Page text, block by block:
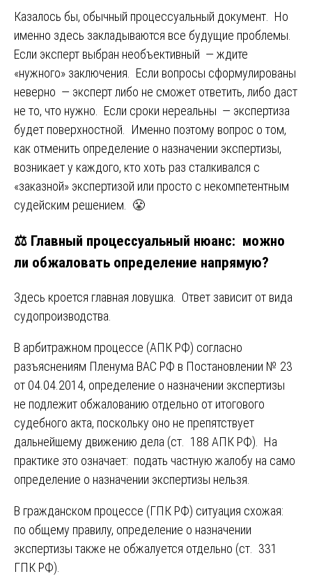
Казалось бы, обычный процессуальный документ. Но
именно здесь закладываются все будущие проблемы.
Если эксперт выбран необъективный — ждите
«нужного» заключения. Если вопросы сформулированы
неверно — эксперт либо не сможет ответить, либо даст
не то, что нужно. Если сроки нереальны — экспертиза
будет поверхностной. Именно поэтому вопрос о том,
как отменить определение о назначении экспертизы,
возникает у каждого, кто хоть раз сталкивался с
«заказной» экспертизой или просто с некомпетентным
судейским решением. 😤
⚖️ Главный процессуальный нюанс: можно
ли обжаловать определение напрямую?
Здесь кроется главная ловушка. Ответ зависит от вида
судопроизводства.
В арбитражном процессе (АПК РФ) согласно
разъяснениям Пленума ВАС РФ в Постановлении № 23
от 04.04.2014, определение о назначении экспертизы
не подлежит обжалованию отдельно от итогового
судебного акта, поскольку оно не препятствует
дальнейшему движению дела (ст. 188 АПК РФ). На
практике это означает: подать частную жалобу на само
определение о назначении экспертизы нельзя.
В гражданском процессе (ГПК РФ) ситуация схожая:
по общему правилу, определение о назначении
экспертизы также не обжалуется отдельно (ст. 331
ГПК РФ).